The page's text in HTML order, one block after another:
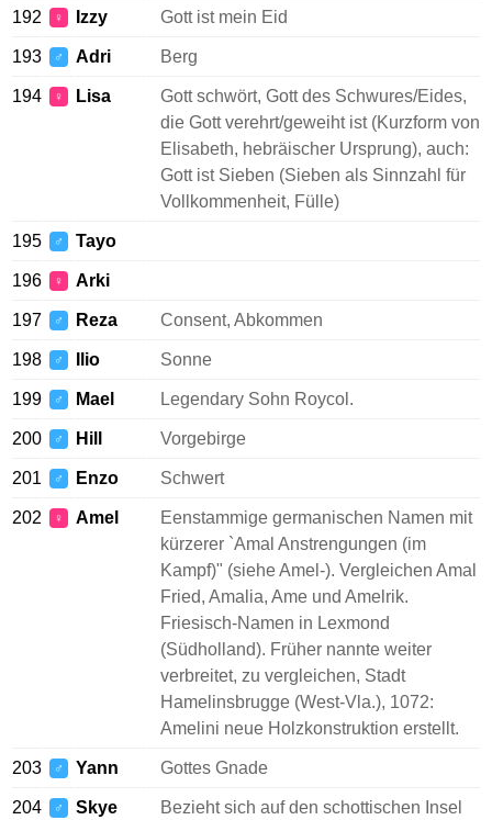
192 ♀ Izzy Gott ist mein Eid
193 ♂ Adri Berg
194 ♀ Lisa
Gott schwört, Gott des Schwures/Eides,
die Gott verehrt/geweiht ist (Kurzform von
Elisabeth, hebräischer Ursprung), auch:
Gott ist Sieben (Sieben als Sinnzahl für
Vollkommenheit, Fülle)
195 ♂ Tayo
196 ♀ Arki
197 ♂ Reza Consent, Abkommen
198 ♂ Ilio Sonne
199 ♂ Mael Legendary Sohn Roycol.
200 ♂ Hill Vorgebirge
201 ♂ Enzo Schwert
202 ♀ Amel
Eenstammige germanischen Namen mit
kürzerer `Amal Anstrengungen (im
Kampf)" (siehe Amel-). Vergleichen Amal
Fried, Amalia, Ame und Amelrik.
Friesisch-Namen in Lexmond
(Südholland). Früher nannte weiter
verbreitet, zu vergleichen, Stadt
Hamelinsbrugge (West-Vla.), 1072:
Amelini neue Holzkonstruktion erstellt.
203 ♂ Yann Gottes Gnade
204 ♂ Skye
Bezieht sich auf den schottischen Insel